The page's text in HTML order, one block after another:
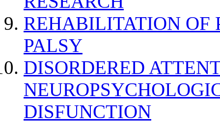
REHABILITATION OF
PALSY
DISORDERED
DISFUNCTION